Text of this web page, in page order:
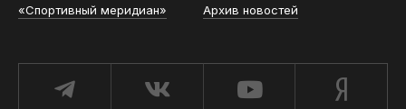
«Спортивный меридиан»
Архив новостей